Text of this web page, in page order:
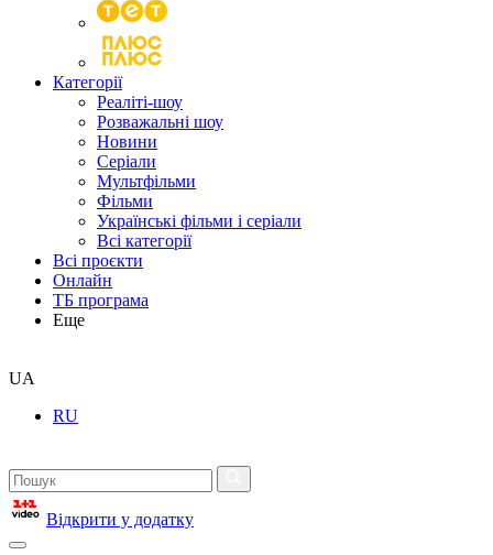
Категорії
Реаліті-шоу
Розважальні шоу
Новини
Серіали
Мультфільми
Фільми
Українські фільми і серіали
Всі категорії
Всі проєкти
Онлайн
ТБ програма
Еще
UA
RU
Відкрити у додатку